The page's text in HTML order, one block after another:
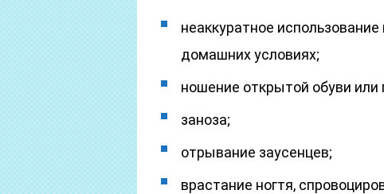
неаккуратное
домашних условиях;
ношение открытой обуви или
заноза;
отрывание заусенцев;
врастание ногтя,